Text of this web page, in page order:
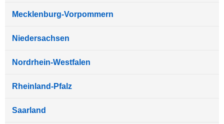
Mecklenburg-Vorpommern
Niedersachsen
Nordrhein-Westfalen
Rheinland-Pfalz
Saarland